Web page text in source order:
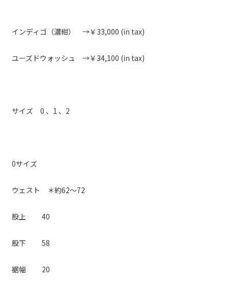
インディゴ（濃紺） →￥33,000 (in tax)
ユーズドウォッシュ →￥34,100 (in tax)
サイズ 0 、1 、2
0サイズ
ウェスト ＊約62～72
股上 40
股下 58
裾幅 20